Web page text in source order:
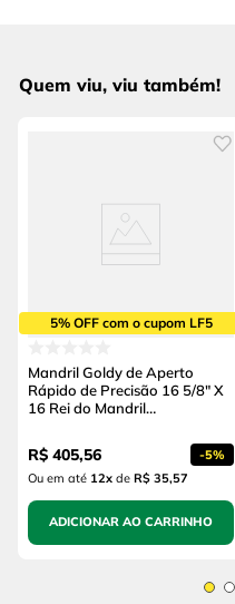
Quem viu, viu também!
5% OFF com o cupom LF5
Mandril Goldy de Aperto
Rápido de Precisão 16 5/8" X
16 Rei do Mandril
R$ 405,56 -5%
Ou em até 12x de R$ 35,57
ADICIONAR AO CARRINHO